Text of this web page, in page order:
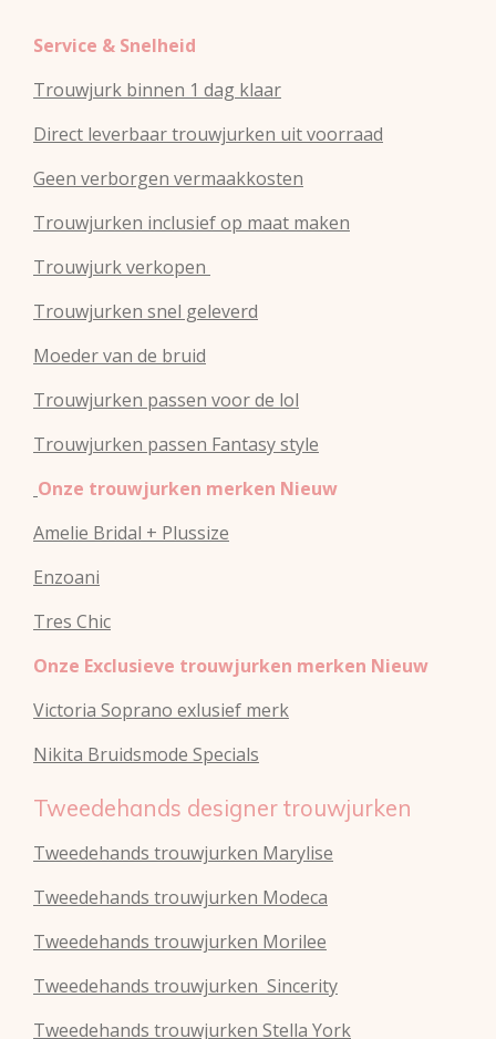
Service & Snelheid
Trouwjurk binnen 1 dag klaar
Direct leverbaar trouwjurken uit voorraad
Geen verborgen vermaakkosten
Trouwjurken inclusief op maat maken
Trouwjurk verkopen
Trouwjurken snel geleverd
Moeder van de bruid
Trouwjurken passen voor de lol
Trouwjurken passen Fantasy style
Onze trouwjurken merken Nieuw
Amelie Bridal + Plussize
Enzoani
Tres Chic
Onze Exclusieve trouwjurken merken Nieuw
Victoria Soprano exlusief merk
Nikita Bruidsmode Specials
Tweedehands designer trouwjurken
Tweedehands trouwjurken Marylise
Tweedehands trouwjurken Modeca
Tweedehands trouwjurken Morilee
Tweedehands trouwjurken Sincerity
Tweedehands trouwjurken Stella York